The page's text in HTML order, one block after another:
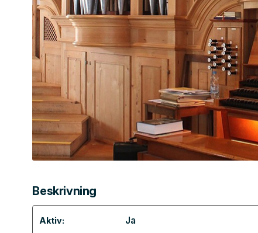
Beskrivning
Aktiv: Ja